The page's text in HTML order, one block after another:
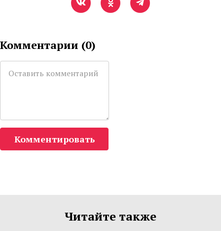
Комментарии (0)
Комментировать
Читайте также